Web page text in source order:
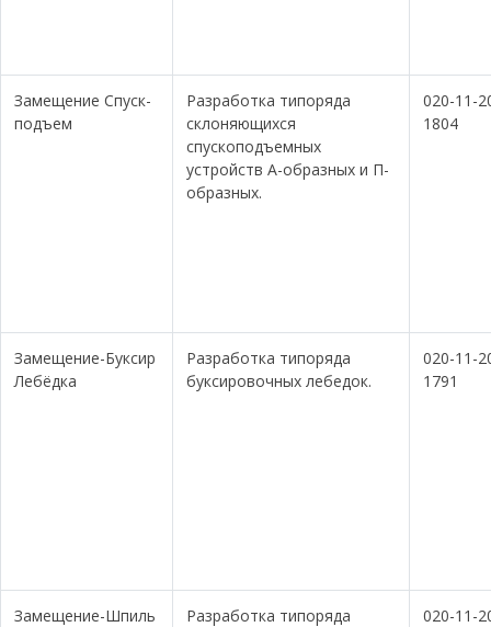
Замещение Спуск-
подъем
Разработка типоряда
склоняющихся
спускоподъемных
устройств А-образных и П-
образных.
020-11-
1804
Замещение-Буксир
Лебёдка
Разработка типоряда
буксировочных лебедок.
020-11-
1791
Замещение-Шпиль
Разработка типоряда
020-11-